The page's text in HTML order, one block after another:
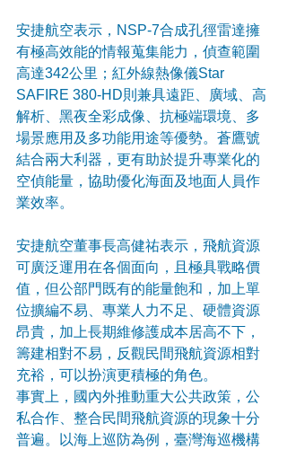
安捷航空表示，NSP-7合成孔徑雷達擁
有極高效能的情報蒐集能力，偵查範圍
高達342公里；紅外線熱像儀Star
SAFIRE 380-HD則兼具遠距、廣域、高
解析、黑夜全彩成像、抗極端環境、多
場景應用及多功能用途等優勢。蒼鷹號
結合兩大利器，更有助於提升專業化的
空偵能量，協助優化海面及地面人員作
業效率。
安捷航空董事長高健祐表示，飛航資源
可廣泛運用在各個面向，且極具戰略價
值，但公部門既有的能量飽和，加上單
位擴編不易、專業人力不足、硬體資源
昂貴，加上長期維修護成本居高不下，
籌建相對不易，反觀民間飛航資源相對
充裕，可以扮演更積極的角色。
事實上，國內外推動重大公共政策，公
私合作、整合民間飛航資源的現象十分
普遍。以海上巡防為例，臺灣海巡機構